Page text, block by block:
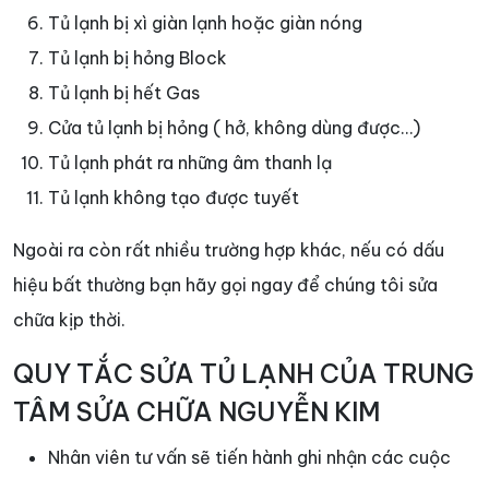
Tủ lạnh bị xì giàn lạnh hoặc giàn nóng
Tủ lạnh bị hỏng Block
Tủ lạnh bị hết Gas
Cửa tủ lạnh bị hỏng ( hở, không dùng được…)
Tủ lạnh phát ra những âm thanh lạ
Tủ lạnh không tạo được tuyết
Ngoài ra còn rất nhiều trường hợp khác, nếu có dấu
hiệu bất thường bạn hãy gọi ngay để chúng tôi sửa
chữa kịp thời.
QUY TẮC SỬA TỦ LẠNH CỦA TRUNG
TÂM SỬA CHỮA NGUYỄN KIM
Nhân viên tư vấn sẽ tiến hành ghi nhận các cuộc